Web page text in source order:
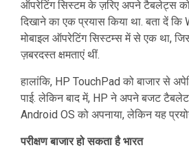
ऑपरेटिंग सिस्टम के ज़रिए अपने टैबलेट्स को
दिखाने का एक प्रयास किया था. बता दें
मोबाइल ऑपरेटिंग सिस्टम्स में से एक था,
ज़बरदस्त क्षमताएं थीं.
हालांकि, HP TouchPad को बाजार से
पाई. लेकिन बाद में, HP ने अपने बजट
Android OS को अपनाया, लेकिन यह
परीक्षण बाजार हो सकता है भारत